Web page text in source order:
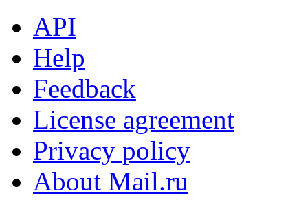
API
Help
Feedback
License agreement
Privacy policy
About Mail.ru